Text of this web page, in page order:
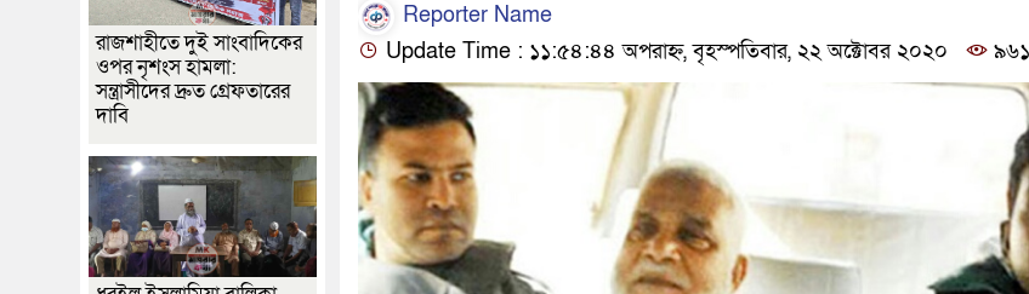
Reporter Name
Update Time : ১১:৫৪:৪৪ অপরাহ্ন, বৃহস্পতিবার, ২২ অক্টোবর ২০২০
রাজশাহীতে দুই সাংবাদিকের
ওপর নৃশংস হামলা:
সন্ত্রাসীদের দ্রুত গ্রেফতারের
দাবি